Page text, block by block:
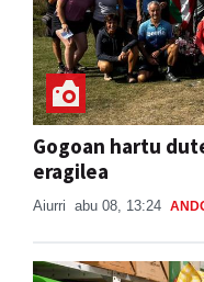
Gogoan hartu
eragilea
Aiurri abu 08, 13:24